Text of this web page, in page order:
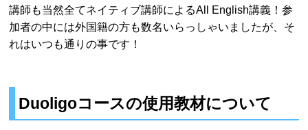
講師も当然全てネイティブ講師によるAll English講義！参
加者の中には外国籍の方も数名いらっしゃいましたが、そ
れはいつも通りの事です！
Duoligoコースの使用教材について